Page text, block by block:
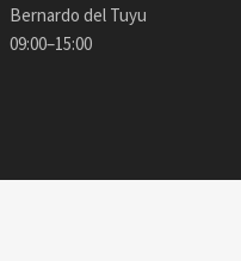
Bernardo del Tuyu
09:00–15:00